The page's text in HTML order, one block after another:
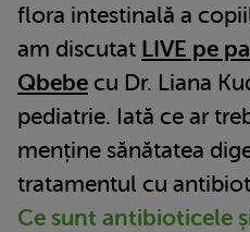
flora intestinală a
am discutat LIVE pe
Qbebe cu Dr. Liana
pediatrie. Iată ce ar
menține sănătatea
tratamentul cu
Ce sunt antibioticele